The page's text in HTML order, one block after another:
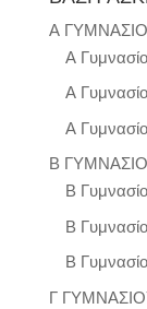
Α
Α
Α
Α
Β
Β
Β
Β
Γ